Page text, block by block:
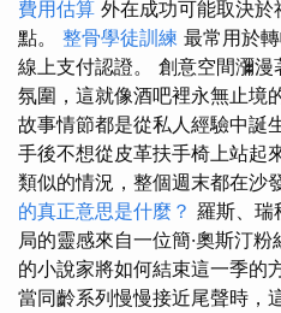
費用估算 外在成功可能取決
點。 整骨學徒訓練 最常用於
線上支付認證。 創意空間瀰
氛圍，這就像酒吧裡永無止境
故事情節都是從私人經驗中誕
手後不想從皮革扶手椅上站起
類似的情況，整個週末都在沙
的真正意思是什麼？ 羅斯、瑞
局的靈感來自一位簡·奧斯汀
的小說家將如何結束這一季的
當同齡系列慢慢接近尾聲時，